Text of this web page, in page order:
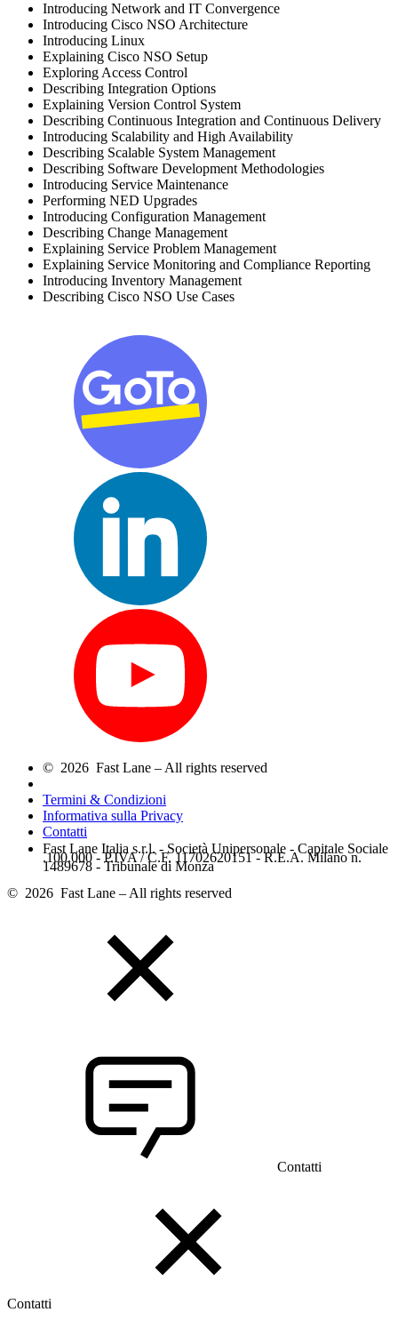
Introducing Network and IT Convergence
Introducing Cisco NSO Architecture
Introducing Linux
Explaining Cisco NSO Setup
Exploring Access Control
Describing Integration Options
Explaining Version Control System
Describing Continuous Integration and Continuous Delivery
Introducing Scalability and High Availability
Describing Scalable System Management
Describing Software Development Methodologies
Introducing Service Maintenance
Performing NED Upgrades
Introducing Configuration Management
Describing Change Management
Explaining Service Problem Management
Explaining Service Monitoring and Compliance Reporting
Introducing Inventory Management
Describing Cisco NSO Use Cases
© 2026 Fast Lane – All rights reserved
Termini & Condizioni
Informativa sulla Privacy
Contatti
Fast Lane Italia s.r.l. - Società Unipersonale - Capitale Sociale
.100.000 - P.IVA / C.F. 11702620151 - R.E.A. Milano n.
1489678 - Tribunale di Monza
© 2026 Fast Lane – All rights reserved
Contatti
Contatti